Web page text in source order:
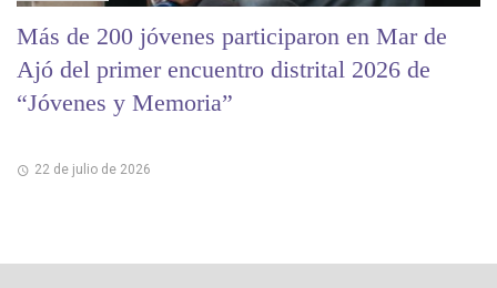
Más de 200 jóvenes participaron en Mar de
Ajó del primer encuentro distrital 2026 de
“Jóvenes y Memoria”
22 de julio de 2026